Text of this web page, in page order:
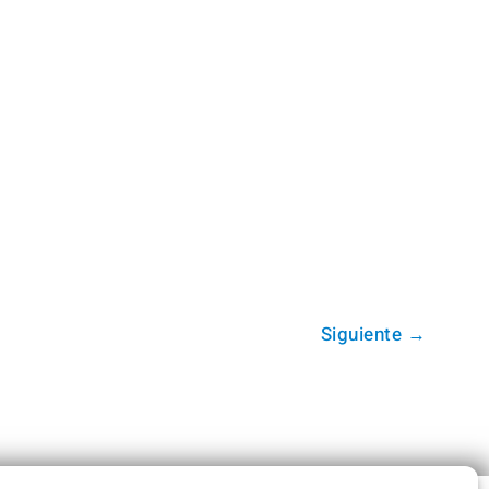
Siguiente →